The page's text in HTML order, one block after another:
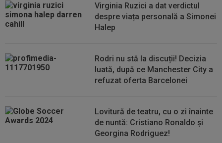
23:14
Primul transfer cerut de Marius Șumudică la
CFR Cluj
Virginia Ruzici a dat verdictul
despre viața personală a Simonei
Halep
Rodri nu stă la discuții! Decizia
luată, după ce Manchester City a
refuzat oferta Barcelonei
Lovitură de teatru, cu o zi înainte
de nuntă: Cristiano Ronaldo și
Georgina Rodriguez!